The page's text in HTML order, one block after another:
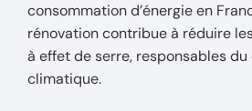
consommation d’énergie en
rénovation contribue à réduire
à effet de serre, responsables
climatique.